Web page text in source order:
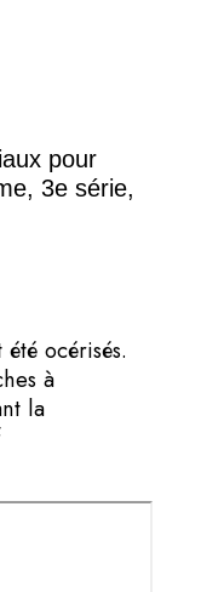
pour
3e série,